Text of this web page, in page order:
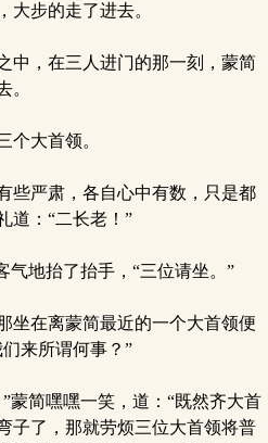
步的走了进去。
中，在三人进门的那一刻，蒙简
。
大首领。
些严肃，各自心中有数，只是都
道：“二长老！”
地抬了抬手，“三位请坐。”
坐在离蒙简最近的一个大首领便
来所谓何事？”
简嘿嘿一笑，道：“既然齐大首
子了，那就劳烦三位大首领将普